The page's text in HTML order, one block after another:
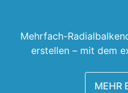
Mehrfach-
erstellen – mit dem
MEHR